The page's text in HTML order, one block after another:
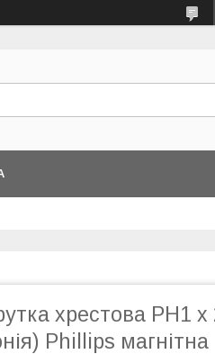
хрестова PH1
Phillips магнітна